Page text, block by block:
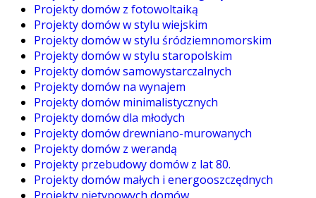
Projekty domów z fotowoltaiką
Projekty domów w stylu wiejskim
Projekty domów w stylu śródziemnomorskim
Projekty domów w stylu staropolskim
Projekty domów samowystarczalnych
Projekty domów na wynajem
Projekty domów minimalistycznych
Projekty domów dla młodych
Projekty domów drewniano-murowanych
Projekty domów z werandą
Projekty przebudowy domów z lat 80.
Projekty domów małych i energooszczędnych